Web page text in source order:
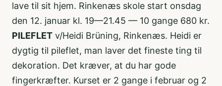
lave til sit hjem. Rinkenæs skole start onsdag
den 12. januar kl. 19—21.45 — 10 gange 680 kr.
PILEFLET v/Heidi Brüning, Rinkenæs. Heidi er
dygtig til pileflet, man laver det fineste ting til
dekoration. Det kræver, at du har gode
fingerkræfter. Kurset er 2 gange i februar og 2